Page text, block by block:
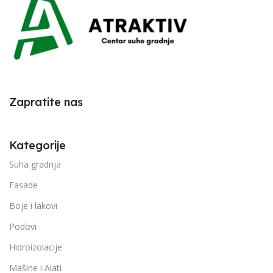
Zapratite nas
Kategorije
Suha gradnja
Fasade
Boje i lakovi
Podovi
Hidroizolacije
Mašine i Alati